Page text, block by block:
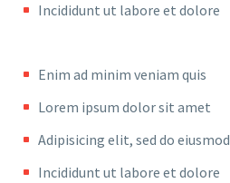
Incididunt ut labore et dolore
Enim ad minim veniam quis
Lorem ipsum dolor sit amet
Adipisicing elit, sed do eiusmod
Incididunt ut labore et dolore